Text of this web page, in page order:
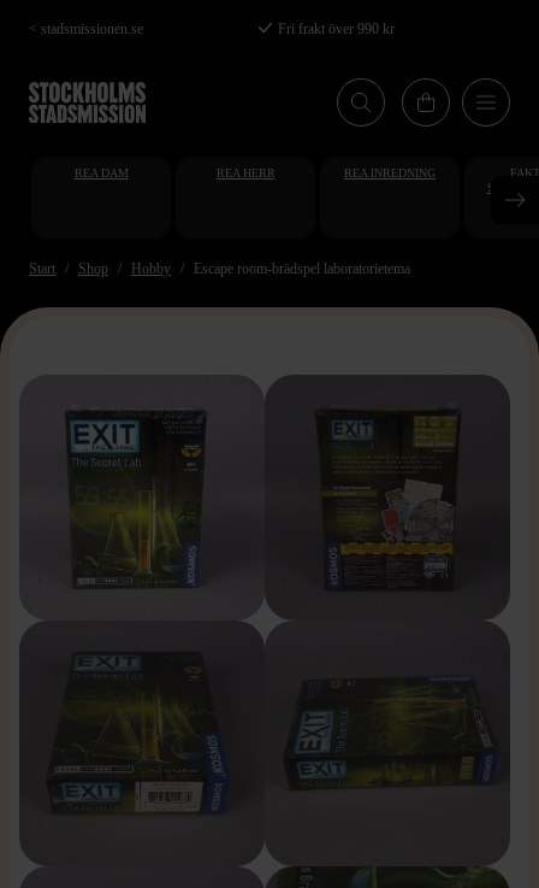
Hoppa
till
huvudinnehåll
< stadsmissionen.se Fri frakt över 990 kr
REA DAM REA HERR REA INREDNING
Start Shop Hobby Escape room-brädspel laboratorietema